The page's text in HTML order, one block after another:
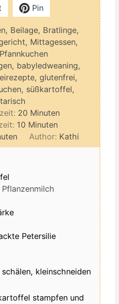
Pin
Beilage, Bratlinge,
Mittagessen,
babyledweaning,
glutenfrei,
süßkartoffel,
20 Minuten
Minuten
10Minuten
Minuten
Author: Kathi
Pflanzenmilch
Petersilie
kleinschneiden
stampfen und